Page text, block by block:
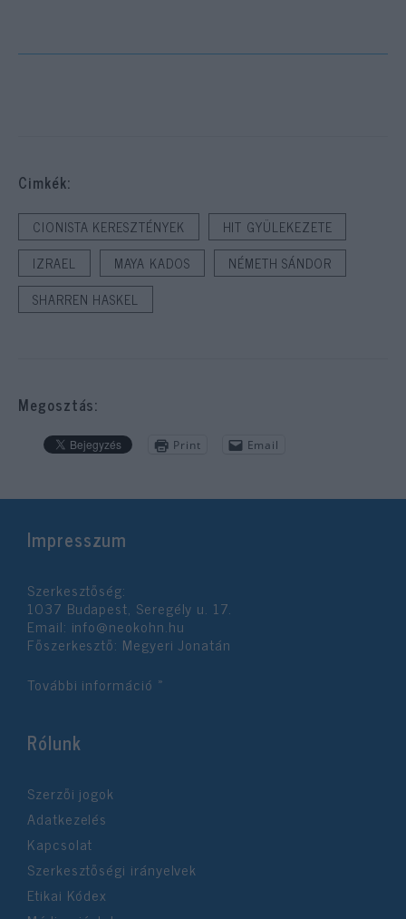
Cimkék:
CIONISTA KERESZTÉNYEK
HIT GYÜLEKEZETE
IZRAEL
MAYA KADOS
NÉMETH SÁNDOR
SHARREN HASKEL
Megosztás:
Print Email
Impresszum
Szerkesztőség:
1037 Budapest, Seregély u. 17.
Email: info@neokohn.hu
Főszerkesztő: Megyeri Jonatán
További információ »
Rólunk
Szerzői jogok
Adatkezelés
Kapcsolat
Szerkesztőségi irányelvek
Etikai Kódex